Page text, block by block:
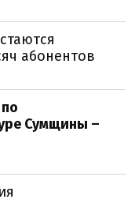
абонентов
Сумщины –